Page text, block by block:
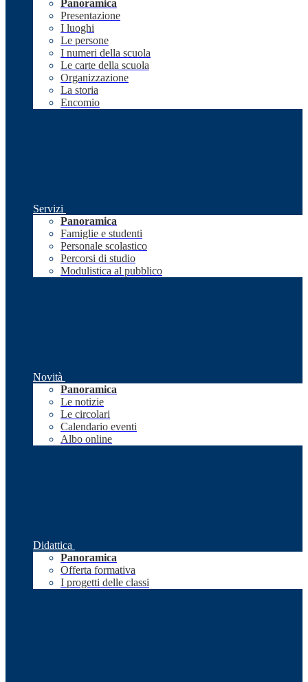
Panoramica
Presentazione
I luoghi
Le persone
I numeri della scuola
Le carte della scuola
Organizzazione
La storia
Encomio
Servizi
Panoramica
Famiglie e studenti
Personale scolastico
Percorsi di studio
Modulistica al pubblico
Novità
Panoramica
Le notizie
Le circolari
Calendario eventi
Albo online
Didattica
Panoramica
Offerta formativa
I progetti delle classi